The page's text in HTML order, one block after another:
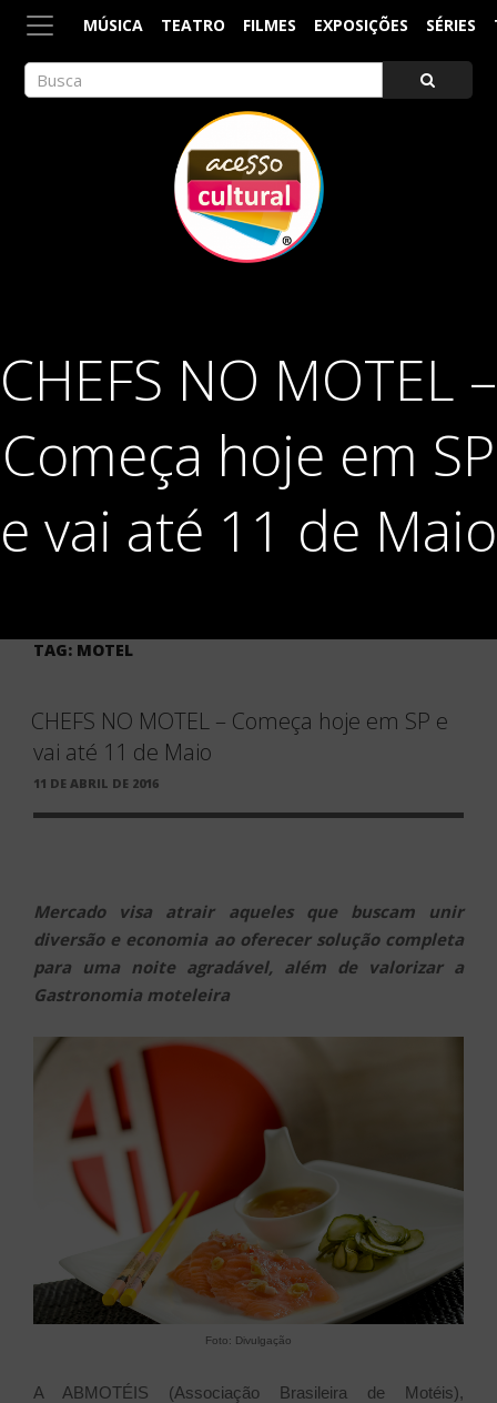
MÚSICA TEATRO FILMES EXPOSIÇÕES SÉRIES
CHEFS NO MOTEL –
Começa hoje em SP
e vai até 11 de Maio
TAG: MOTEL
CHEFS NO MOTEL – Começa hoje em SP e
vai até 11 de Maio
PUBLICADO
11 DE ABRIL DE 2016
Mercado visa atrair aqueles que buscam unir
diversão e economia ao oferecer solução completa
para uma noite agradável, além de valorizar a
Gastronomia moteleira
Foto: Divulgação
A ABMOTÉIS (Associação Brasileira de Motéis),